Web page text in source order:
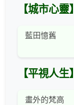
【城市心靈】
藍田憶舊
【平視人生】
畫外的梵高